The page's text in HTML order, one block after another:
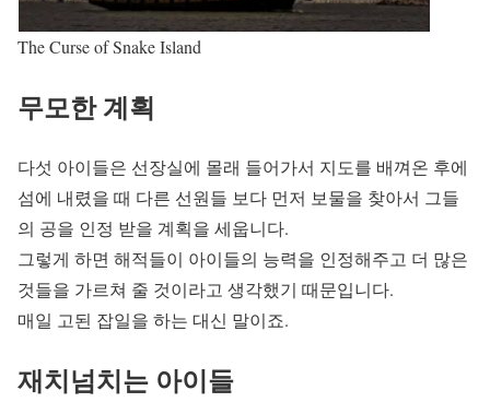
The Curse of Snake Island
무모한 계획
다섯 아이들은 선장실에 몰래 들어가서 지도를 배껴온 후에
섬에 내렸을 때 다른 선원들 보다 먼저 보물을 찾아서 그들
의 공을 인정 받을 계획을 세웁니다.
그렇게 하면 해적들이 아이들의 능력을 인정해주고 더 많은
것들을 가르쳐 줄 것이라고 생각했기 때문입니다.
매일 고된 잡일을 하는 대신 말이죠.
재치넘치는 아이들